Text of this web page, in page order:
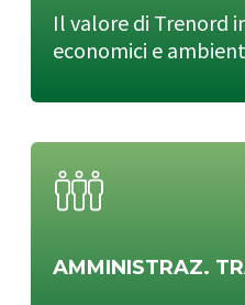
Il valore di Trenord
economici e
AMMINISTRAZ.